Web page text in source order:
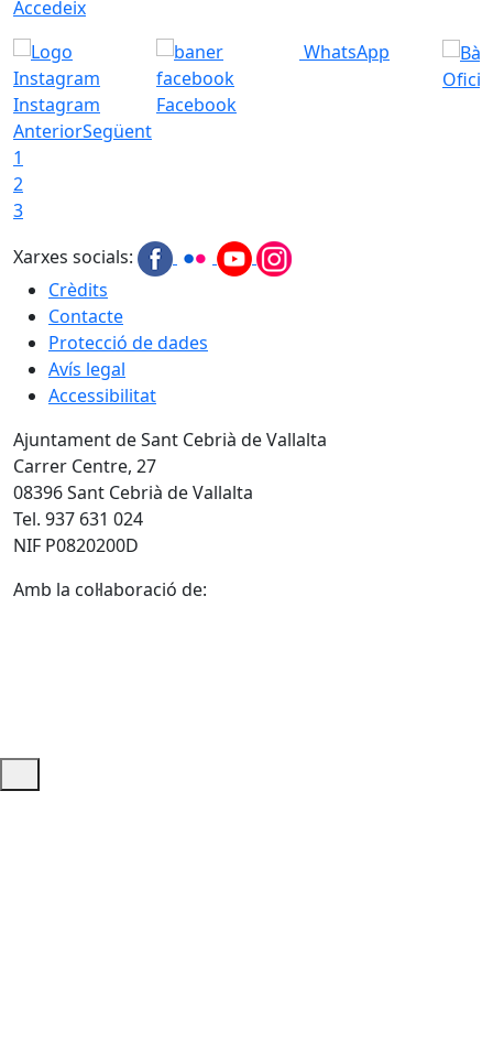
Accedeix
Instagram Facebook
WhatsApp
AnteriorSegüent
1
2
3
Xarxes socials:
Crèdits
Contacte
Protecció de dades
Avís legal
Accessibilitat
Ajuntament de Sant Cebrià de Vallalta
Carrer Centre, 27
08396 Sant Cebrià de Vallalta
Tel. 937 631 024
NIF P0820200D
Amb la col·laboració de: